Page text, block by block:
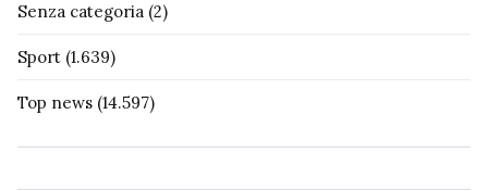
Senza categoria (2)
Sport (1.639)
Top news (14.597)